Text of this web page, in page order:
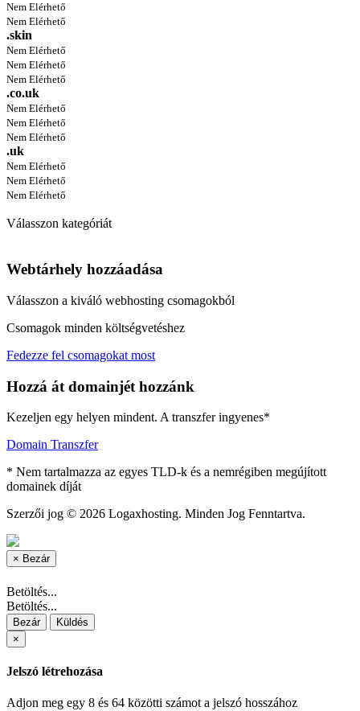
Nem Elérhető
Nem Elérhető
.skin
Nem Elérhető
Nem Elérhető
Nem Elérhető
.co.uk
Nem Elérhető
Nem Elérhető
Nem Elérhető
.uk
Nem Elérhető
Nem Elérhető
Nem Elérhető
Válasszon kategóriát
Webtárhely hozzáadása
Válasszon a kiváló webhosting csomagokból
Csomagok minden költségvetéshez
Fedezze fel csomagokat most
Hozzá át domainjét hozzánk
Kezeljen egy helyen mindent. A transzfer ingyenes*
Domain Transzfer
* Nem tartalmazza az egyes TLD-k és a nemrégiben megújított
domainek díját
Szerzői jog © 2026 Logaxhosting. Minden Jog Fenntartva.
× Bezár
Betöltés...
Betöltés...
Bezár
Küldés
×
Jelszó létrehozása
Adjon meg egy 8 és 64 közötti számot a jelszó hosszához